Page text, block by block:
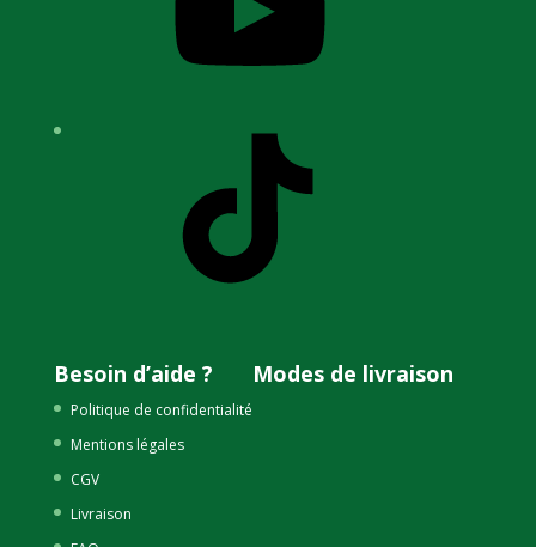
Besoin d’aide ?
Politique de confidentialité
Mentions légales
CGV
Livraison
Modes de livraison